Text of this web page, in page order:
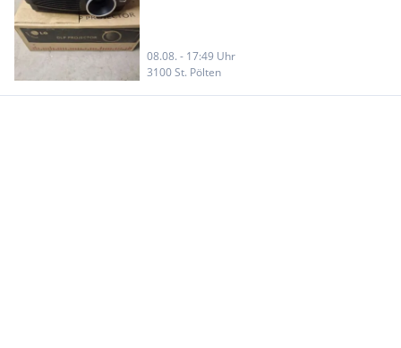
08.08. - 17:49 Uhr
3100 St. Pölten